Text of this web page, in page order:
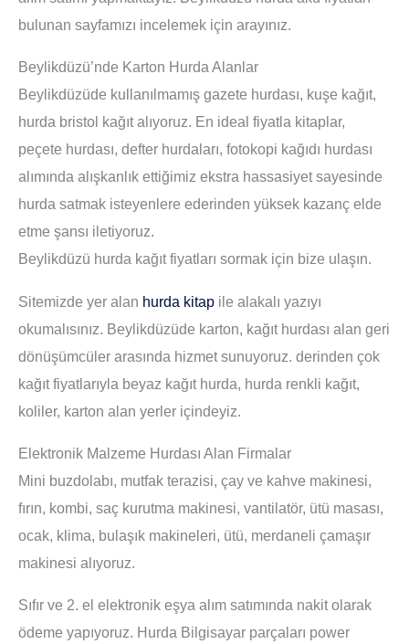
bulunan sayfamızı incelemek için arayınız.
Beylikdüzü’nde Karton Hurda Alanlar
Beylikdüzüde kullanılmamış gazete hurdası, kuşe kağıt,
hurda bristol kağıt alıyoruz. En ideal fiyatla kitaplar,
peçete hurdası, defter hurdaları, fotokopi kağıdı hurdası
alımında alışkanlık ettiğimiz ekstra hassasiyet sayesinde
hurda satmak isteyenlere ederinden yüksek kazanç elde
etme şansı iletiyoruz.
Beylikdüzü hurda kağıt fiyatları sormak için bize ulaşın.
Sitemizde yer alan hurda kitap ile alakalı yazıyı
okumalısınız. Beylikdüzüde karton, kağıt hurdası alan geri
dönüşümcüler arasında hizmet sunuyoruz. derinden çok
kağıt fiyatlarıyla beyaz kağıt hurda, hurda renkli kağıt,
koliler, karton alan yerler içindeyiz.
Elektronik Malzeme Hurdası Alan Firmalar
Mini buzdolabı, mutfak terazisi, çay ve kahve makinesi,
fırın, kombi, saç kurutma makinesi, vantilatör, ütü masası,
ocak, klima, bulaşık makineleri, ütü, merdaneli çamaşır
makinesi alıyoruz.
Sıfır ve 2. el elektronik eşya alım satımında nakit olarak
ödeme yapıyoruz. Hurda Bilgisayar parçaları power